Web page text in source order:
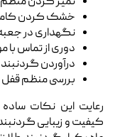
خشک کردن کامل
نگهداری در
دوری از تماس با
درآوردن
بررسی منظم قفل
رعایت این نکات
کیفیت و زیبایی